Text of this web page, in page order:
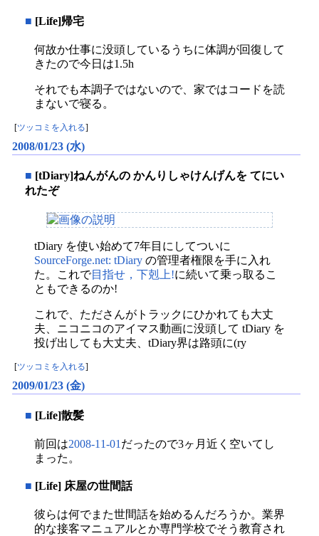
■ [Life]帰宅
何故か仕事に没頭しているうちに体調が回復して
きたので今日は1.5h
それでも本調子ではないので、家ではコードを読
まないで寝る。
[ツッコミを入れる]
2008/01/23 (水)
■ [tDiary]ねんがんの かんりしゃけんげんを てにい
れたぞ
tDiary を使い始めて7年目にしてついに
SourceForge.net: tDiary の管理者権限を手に入れ
た。これで目指せ，下剋上!に続いて乗っ取るこ
ともできるのか!
これで、たださんがトラックにひかれても大丈
夫、ニコニコのアイマス動画に没頭して tDiary を
投げ出しても大丈夫、tDiary界は路頭に(ry
ツッコミを入れる
2009/01/23 (金)
■ [Life]散髪
前回は2008-11-01 だったので3ヶ月近く空いてし
まった。
■ [Life] 床屋の世間話
彼らは何でまた世間話を始めるんだろうか。業界
的な接客マニュアルとか専門学校でそう教育され